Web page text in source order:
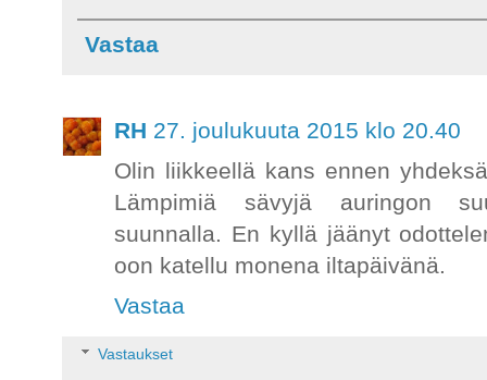
Vastaa
RH 27. joulukuuta 2015 klo 20.40
Olin liikkeellä kans ennen
Lämpimiä sävyjä auringon
suunnalla. En kyllä jäänyt
oon katellu monena iltapäivänä.
Vastaa
Vastaukset